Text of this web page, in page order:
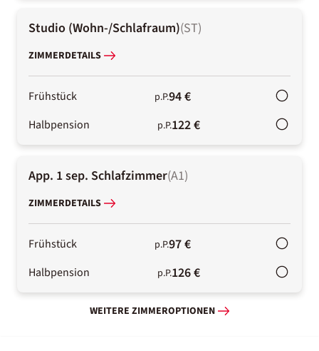
Studio (Wohn-/Schlafraum)(ST)
ZIMMERDETAILS
Frühstück p.P.94 €
Halbpension p.P.122 €
App. 1 sep. Schlafzimmer(A1)
ZIMMERDETAILS
Frühstück p.P.97 €
Halbpension p.P.126 €
WEITERE ZIMMEROPTIONEN